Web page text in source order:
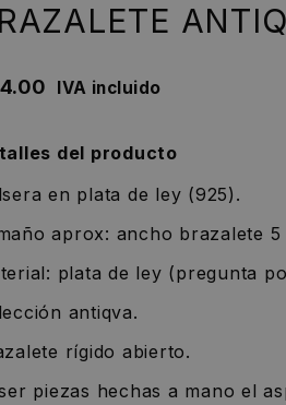
del producto
en plata de ley (925).
aprox: ancho brazalete 5
plata de ley (pregunta
antiqva.
rígido abierto.
piezas hechas a mano el
IVA incluido